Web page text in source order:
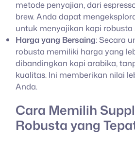
metode penyajian, dari
brew. Anda dapat
untuk menyajikan kopi robusta
Harga yang Bersaing: Secara
robusta memiliki harga yang
dibandingkan kopi arabika,
kualitas. Ini memberikan nilai
Anda.
Cara Memilih
Robusta yang